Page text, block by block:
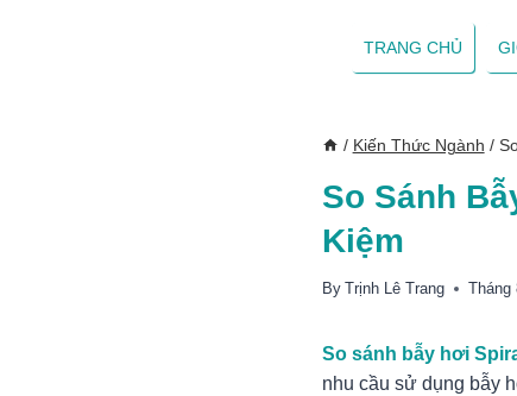
TRANG CHỦ
/ Kiến Thức Ngành /
So Sánh
Kiệm
By Trịnh Lê Trang Tháng
So sánh bẫy hơi
nhu cầu sử dụng bẫy